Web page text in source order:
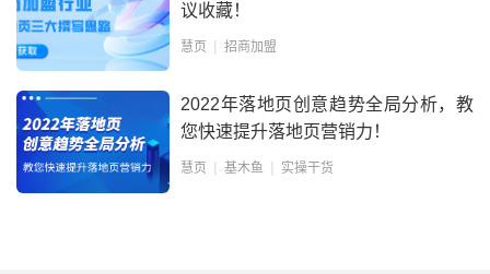
议收藏！
慧页 招商加盟
2022年落地页创意趋势全局分析，教
您快速提升落地页营销力！
慧页 基木鱼 实操干货